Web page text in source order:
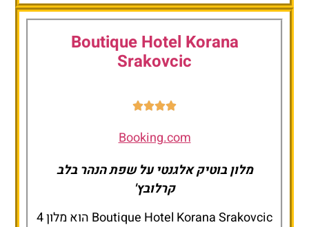
Boutique Hotel Korana
Srakovcic
Booking.com
מלון בוטיק אלגנטי על שפת הנהר בלב
קרלובץ'
Boutique Hotel Korana Srakovcic הוא מלון 4